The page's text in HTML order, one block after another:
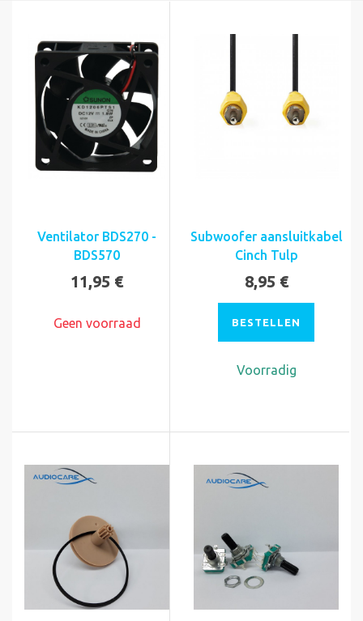
Ventilator BDS270 -
BDS570
11,95 €
Geen voorraad
Subwoofer aansluitkabel
Cinch Tulp
8,95 €
BESTELLEN
Voorradig